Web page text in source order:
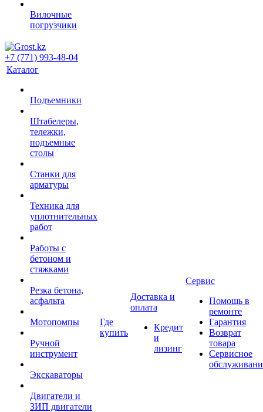
Вилочные
погрузчики
+7 (771) 993-48-04
Каталог
Подъемники
Штабелеры,
тележки,
подъемные
столы
Станки для
арматуры
Техника для
уплотнительных
работ
Работы с
бетоном и
стяжками
Резка бетона,
асфальта
Мотопомпы
Ручной
инструмент
Экскаваторы
Двигатели и
ЗИП двигатели
Где
купить
Доставка и
оплата
Кредит
и
лизинг
Сервис
Помощь в
ремонте
Гарантия
Возврат
товара
Сервисное